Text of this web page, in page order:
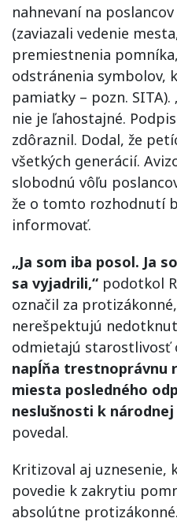
nahnevaní na
(zaviazali vedenie
premiestnenia
odstránenia symbolov,
pamiatky – pozn.
nie je ľahostajné.
zdôraznil. Dodal, že
všetkých generácií.
slobodnú vôľu
že o tomto rozhodnutí
informovať.
„Ja som iba posol. Ja
sa vyjadrili,“ podotkol
označil za
nerešpektujú
odmietajú starostlivosť
napĺňa trestnoprávnu
miesta posledného
neslušnosti k
povedal.
Kritizoval aj uznesenie,
povedie k zakrytiu
absolútne